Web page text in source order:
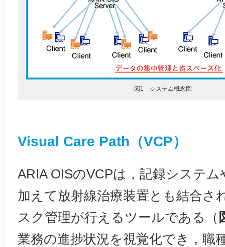
図1 システム概念図
Visual Care Path（VCP）
ARIA OISのVCPは，記録システ
加えて放射線治療装置とも結合さ
スク管理が行えるツールである（
業務の進捗状況を視覚化でき，職